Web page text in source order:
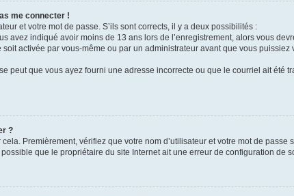
me connecter !
et votre mot de passe. S’ils sont corrects, il y a deux possibilités :
avez indiqué avoir moins de 13 ans lors de l’enregistrement, alors vous
activée par vous-même ou par un administrateur avant que vous
peut que vous ayez fourni une adresse incorrecte ou que le courriel ait été
?
Premièrement, vérifiez que votre nom d’utilisateur et votre mot de
que le propriétaire du site Internet ait une erreur de configuration de